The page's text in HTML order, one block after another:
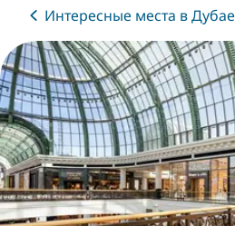
Интересные места в Дубае